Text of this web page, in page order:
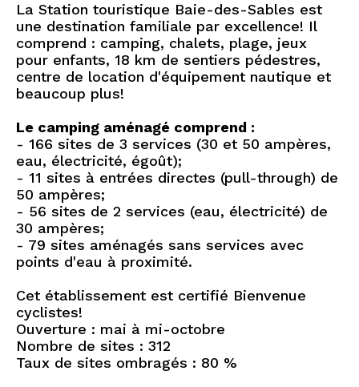
La Station touristique Baie-des-Sables est
une destination familiale par excellence! Il
comprend : camping, chalets, plage, jeux
pour enfants, 18 km de sentiers pédestres,
centre de location d'équipement nautique et
beaucoup plus!
Le camping aménagé comprend :
- 166 sites de 3 services (30 et 50 ampères,
eau, électricité, égoût);
- 11 sites à entrées directes (pull-through) de
50 ampères;
- 56 sites de 2 services (eau, électricité) de
30 ampères;
- 79 sites aménagés sans services avec
points d'eau à proximité.
Cet établissement est certifié Bienvenue
cyclistes!
Ouverture : mai à mi-octobre
Nombre de sites : 312
Taux de sites ombragés : 80 %